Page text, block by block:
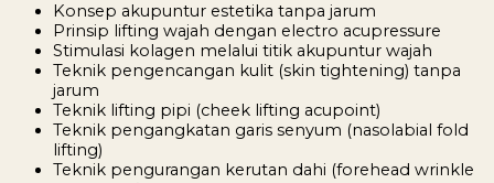
Konsep akupuntur estetika tanpa jarum
Prinsip lifting wajah dengan electro acupressure
Stimulasi kolagen melalui titik akupuntur wajah
Teknik pengencangan kulit (skin tightening) tanpa
jarum
Teknik lifting pipi (cheek lifting acupoint)
Teknik pengangkatan garis senyum (nasolabial fold
lifting)
Teknik pengurangan kerutan dahi (forehead wrinkle